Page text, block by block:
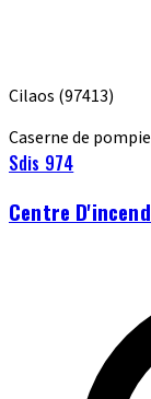
Cilaos (97413)
Caserne de
Sdis 974
Centre